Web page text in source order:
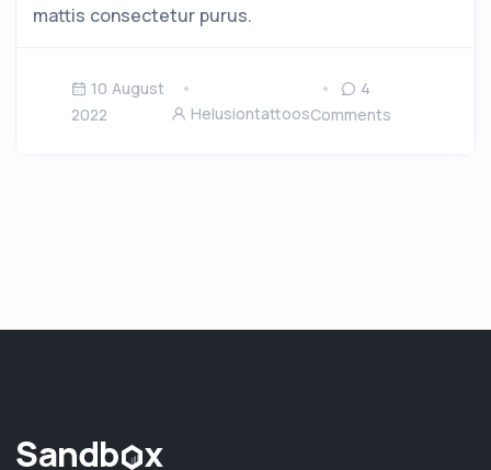
mattis consectetur purus.
10 August
2022
Helusiontattoos
4
Comments